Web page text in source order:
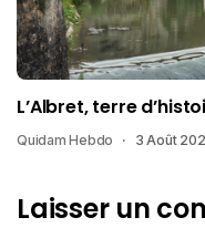
L’Albret, terre
Quidam Hebdo 3 Août
Laisser un